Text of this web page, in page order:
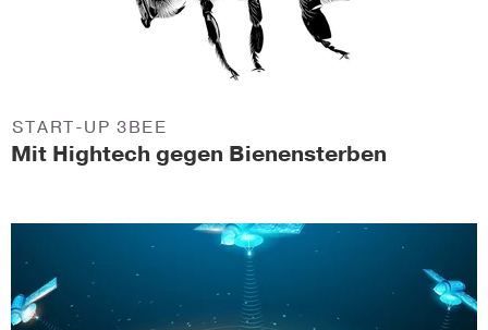
Mit Hightech gegen Bienensterben
START-UP 3BEE